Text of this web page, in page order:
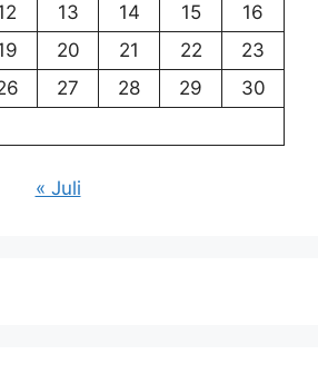
13 14 15
16
20 21 22
23
27 28 29
30
« Juli